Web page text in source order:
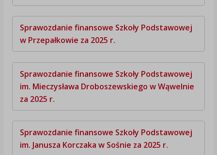
Sprawozdanie finansowe Szkoły Podstawowej
w Przepałkowie za 2025 r.
Sprawozdanie finansowe Szkoły Podstawowej
im. Mieczysława Droboszewskiego w Wąwelnie
za 2025 r.
Sprawozdanie finansowe Szkoły Podstawowej
im. Janusza Korczaka w Sośnie za 2025 r.